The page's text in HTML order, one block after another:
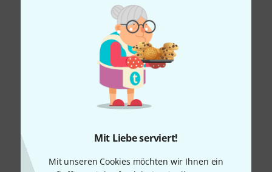
Mit Liebe serviert!
Mit unseren Cookies möchten wir Ihnen ein
Schon gewusst?
Alle Downloads